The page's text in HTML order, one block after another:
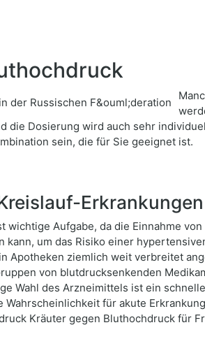
die Dosierung wird auch sehr
sein, die für Sie geeignet ist.
wichtige Aufgabe, da die Einnahme
kann, um das Risiko einer
Apotheken ziemlich weit verbreitet
von blutdrucksenkenden
Wahl des Arzneimittels ist ein
für akute
Kräuter gegen Bluthochdruck für